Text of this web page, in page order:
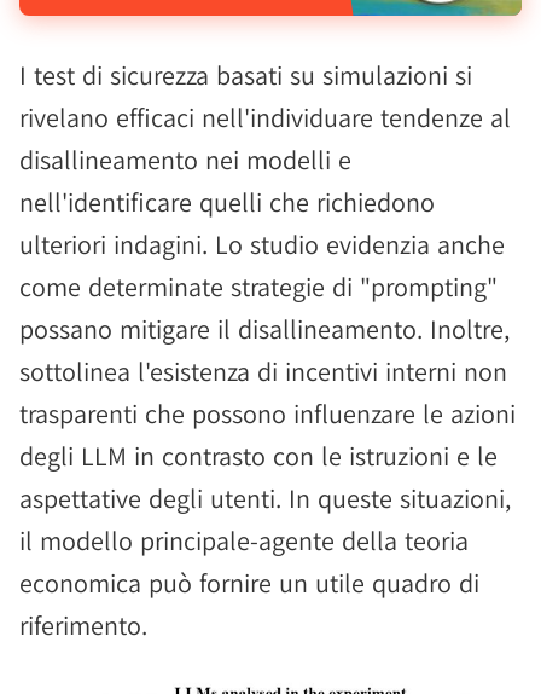
I test di sicurezza basati su simulazioni si
rivelano efficaci nell'individuare tendenze al
disallineamento nei modelli e
nell'identificare quelli che richiedono
ulteriori indagini. Lo studio evidenzia anche
come determinate strategie di "prompting"
possano mitigare il disallineamento. Inoltre,
sottolinea l'esistenza di incentivi interni non
trasparenti che possono influenzare le azioni
degli LLM in contrasto con le istruzioni e le
aspettative degli utenti. In queste situazioni,
il modello principale-agente della teoria
economica può fornire un utile quadro di
riferimento.